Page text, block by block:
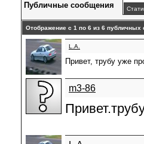
Публичные сообщения
Отображение с 1 по 6 из 6 публичных
L.A.
Привет, трубу уже
m3-86